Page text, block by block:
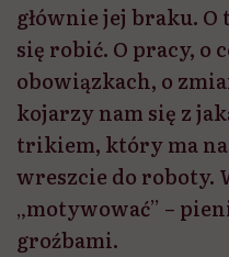
głównie jej braku. O
się robić. O pracy, o
obowiązkach, o
kojarzy nam się z
trikiem, który ma
wreszcie do roboty.
„motywować” –
groźbami.